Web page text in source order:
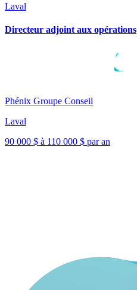
Laval
Directeur adjoint aux opérations
Phénix Groupe Conseil
Laval
90 000 $ à 110 000 $ par an